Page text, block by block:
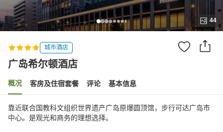
44
城市酒店
广岛希尔顿酒店
概况 客房及住宿套餐 评论 基本信息
靠近联合国教科文组织世界遗产广岛原爆圆顶馆，步行可达广岛市
中心。是观光和商务的理想选择。